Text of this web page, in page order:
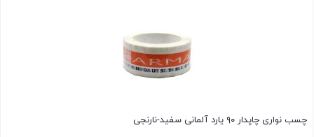
چسب نواری چاپدار ۹۰ یارد آلمانی سفید-نارنجی